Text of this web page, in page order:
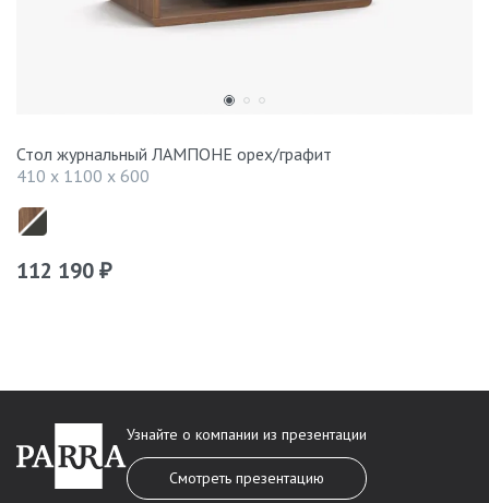
Стол журнальный ЛАМПОНЕ орех/графит
410 x 1100 x 600
112 190 ₽
Узнайте о компании из презентации
Смотреть презентацию